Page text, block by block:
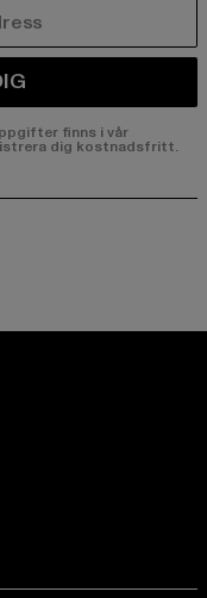
finns i vår
dig kostnadsfritt.